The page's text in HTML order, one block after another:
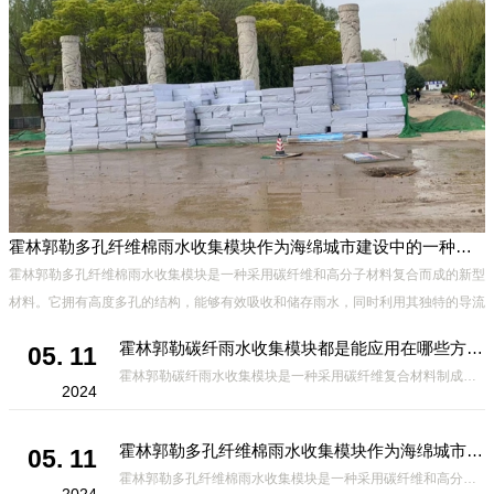
霍林郭勒多孔纤维棉雨水收集模块作为海绵城市建设中的一种创新材料
霍林郭勒多孔纤维棉雨水收集模块是一种采用碳纤维和高分子材料复合而成的新型
材料。它拥有高度多孔的结构，能够有效吸收和储存雨水，同时利用其独特的导流
05. 11
2024
霍林郭勒碳纤雨水收集模块都是能应用在哪些方面？
霍林郭勒碳纤雨水收集模块是一种采用碳纤维复合材料制成的雨水收集装置，具有*、环保、可持续等诸多优点。这种模块的设计独特，结构轻巧且强度高，耐腐蚀，能够在各种环境条件下稳定运行。其广泛的应用领域不仅体现在城市规
05. 11 霍林郭勒多孔纤维棉雨水收集模块作为海绵城市建设中的一种创新材料
霍林郭勒多孔纤维棉雨水收集模块是一种采用碳纤维和高分子材料复合而成的新型材料。它拥有高度多孔的结构，能够有效吸收和储存雨水，同时利用其独特的导流设计，将雨水迅速排出，有效防止城市内涝的发生。此外，该材料还具有